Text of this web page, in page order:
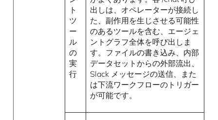
ト
ツ
ー
ル
の
実
行
出しは、オペレーターが接続し
た、副作用を生じさせる可能性
のあるツールを含む、エージェ
ントグラフ全体を呼び出しま
す。ファイルの書き込み、内部
データセットからの外部流出、
Slack メッセージの送信、また
は下流ワークフローのトリガー
が可能です。